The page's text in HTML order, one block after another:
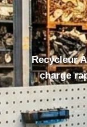
Recycleur
charge